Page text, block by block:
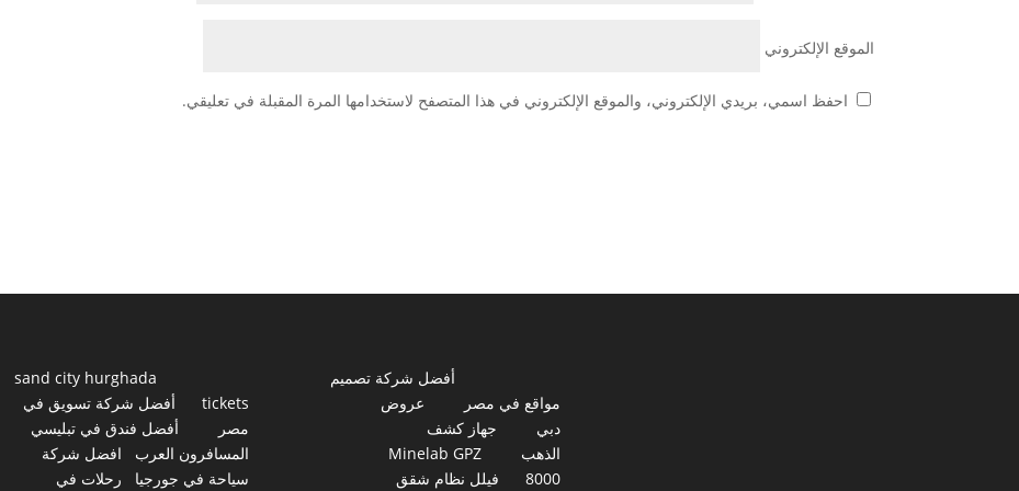
الموقع الإلكتروني
احفظ اسمي، بريدي الإلكتروني، والموقع الإلكتروني في هذا المتصفح لاستخدامها المرة المقبلة في تعليقي.
sand city hurghada
tickets
أفضل شركة تسويق في
مصر
أفضل فندق في تبليسي
المسافرون العرب
افضل شركة
سياحة في جورجيا
رحلات في
أفضل شركة تصميم
مواقع في مصر
عروض
دبي
جهاز كشف
الذهب
Minelab GPZ
8000
فيلل نظام شقق